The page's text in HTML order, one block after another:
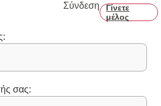
Σύνδεση
Γίνετε
μέλος
σας: